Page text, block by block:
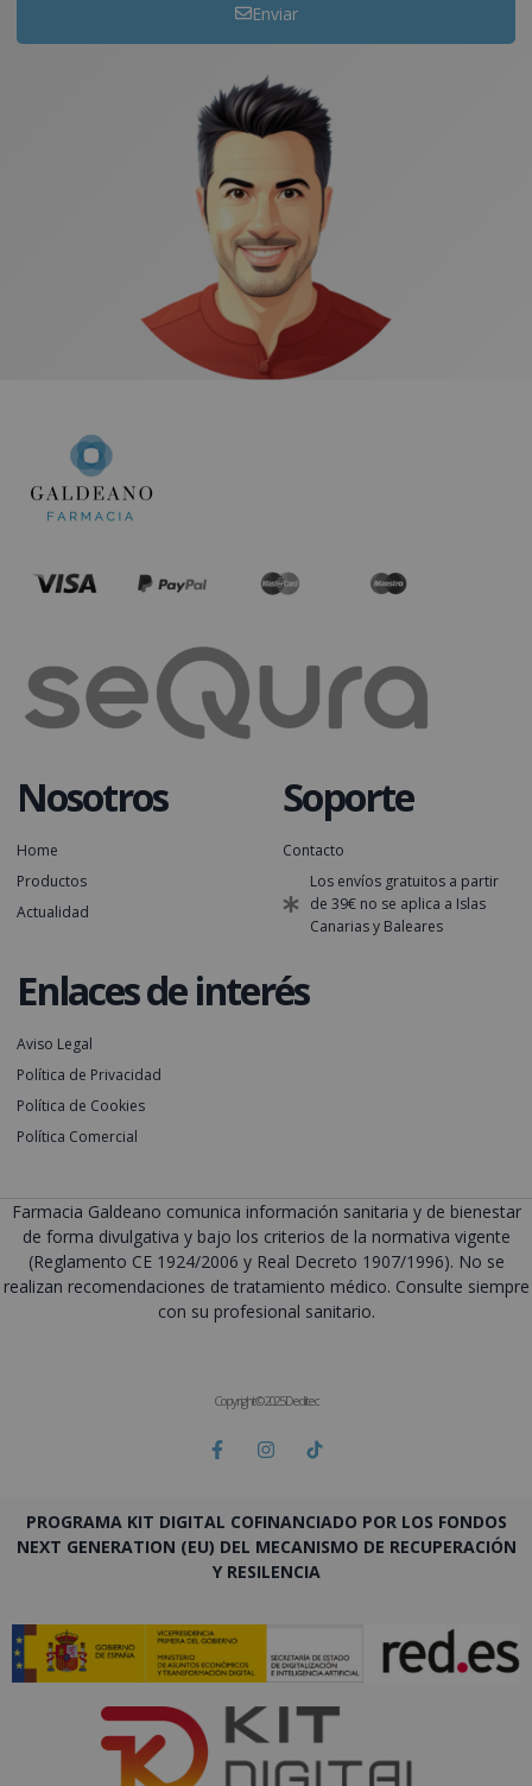
Enviar
Nosotros
Home
Productos
Actualidad
Soporte
Contacto
Los envíos gratuitos a partir
de 39€ no se aplica a Islas
Canarias y Baleares
Enlaces de interés
Aviso Legal
Política de Privacidad
Política de Cookies
Política Comercial
Farmacia Galdeano comunica información sanitaria y de bienestar
de forma divulgativa y bajo los criterios de la normativa vigente
(Reglamento CE 1924/2006 y Real Decreto 1907/1996). No se
realizan recomendaciones de tratamiento médico. Consulte siempre
con su profesional sanitario.
Copyright © 2025 Deditec
PROGRAMA KIT DIGITAL COFINANCIADO POR LOS FONDOS
NEXT GENERATION (EU) DEL MECANISMO DE RECUPERACIÓN
Y RESILENCIA